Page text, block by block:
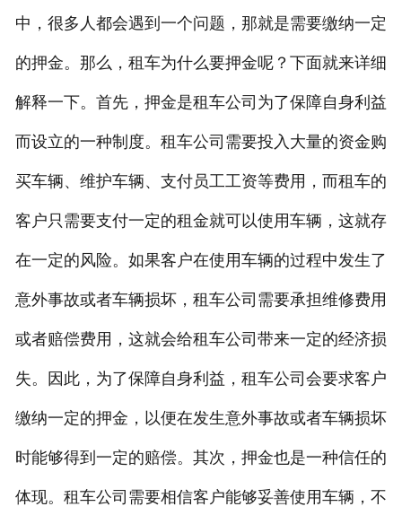
中，很多人都会遇到一个问题，那就是需要缴纳一定
的押金。那么，租车为什么要押金呢？下面就来详细
解释一下。首先，押金是租车公司为了保障自身利益
而设立的一种制度。租车公司需要投入大量的资金购
买车辆、维护车辆、支付员工工资等费用，而租车的
客户只需要支付一定的租金就可以使用车辆，这就存
在一定的风险。如果客户在使用车辆的过程中发生了
意外事故或者车辆损坏，租车公司需要承担维修费用
或者赔偿费用，这就会给租车公司带来一定的经济损
失。因此，为了保障自身利益，租车公司会要求客户
缴纳一定的押金，以便在发生意外事故或者车辆损坏
时能够得到一定的赔偿。其次，押金也是一种信任的
体现。租车公司需要相信客户能够妥善使用车辆，不